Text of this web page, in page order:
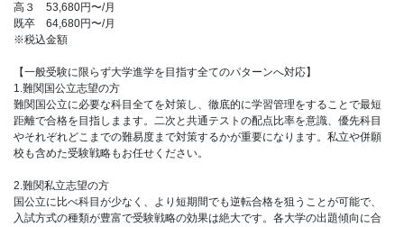
高３ 53,680円〜/月
既卒 64,680円〜/月
※税込金額
【一般受験に限らず大学進学を目指す全てのパターンへ対応】
1.難関国公立志望の方
難関国公立に必要な科目全てを対策し、徹底的に学習管理をすることで最短
距離で合格を目指しまます。二次と共通テストの配点比率を意識、優先科目
やそれぞれどこまでの難易度まで対策するかが重要になります。私立や併願
校も含めた受験戦略もお任せください。
2.難関私立志望の方
国公立に比べ科目が少なく、より短期間でも逆転合格を狙うことが可能で、
入試方式の種類が豊富で受験戦略の効果は絶大です。各大学の出題傾向に合